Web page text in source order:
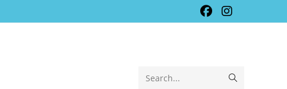
Search...